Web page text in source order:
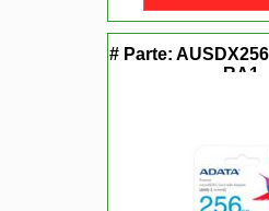
# Parte:
RA1